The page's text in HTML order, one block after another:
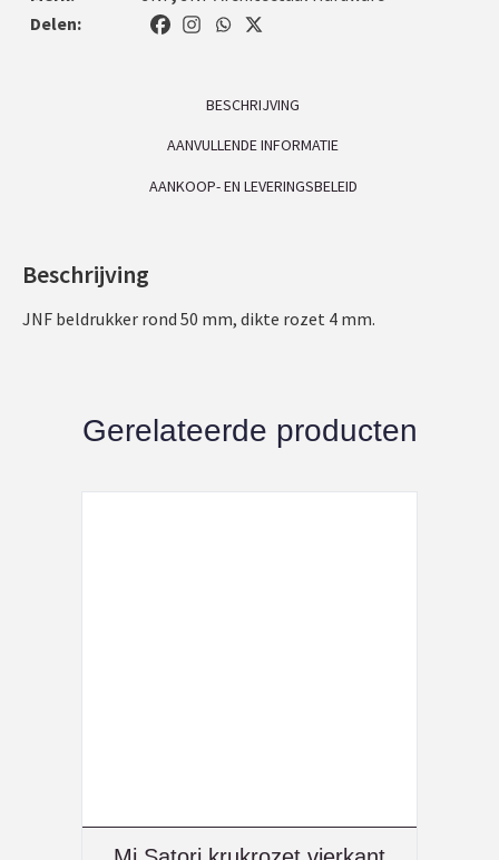
Delen:
BESCHRIJVING
AANVULLENDE INFORMATIE
AANKOOP- EN LEVERINGSBELEID
Beschrijving
JNF beldrukker rond 50 mm, dikte rozet 4 mm.
Gerelateerde producten